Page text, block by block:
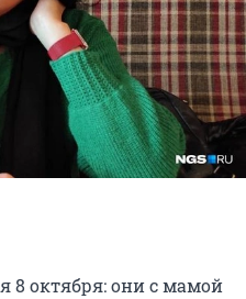
8 октября: они с мамой